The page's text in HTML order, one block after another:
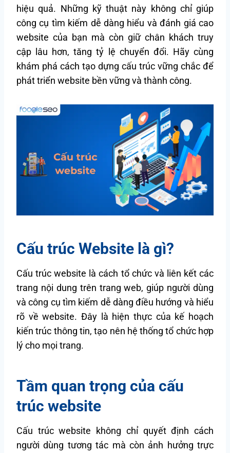
hiệu quả. Những kỹ thuật này không chỉ giúp
công cụ tìm kiếm dễ dàng hiểu và đánh giá cao
website của bạn mà còn giữ chân khách truy
cập lâu hơn, tăng tỷ lệ chuyển đổi. Hãy cùng
khám phá cách tạo dựng cấu trúc vững chắc để
phát triển website bền vững và thành công.
Cấu trúc Website là gì?
Cấu trúc website là cách tổ chức và liên kết các
trang nội dung trên trang web, giúp người dùng
và công cụ tìm kiếm dễ dàng điều hướng và hiểu
rõ về website. Đây là hiện thực của kế hoạch
kiến trúc thông tin, tạo nên hệ thống tổ chức hợp
lý cho mọi trang.
Tầm quan trọng của cấu
trúc website
Cấu trúc website không chỉ quyết định cách
người dùng tương tác mà còn ảnh hưởng trực